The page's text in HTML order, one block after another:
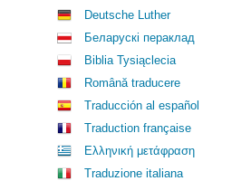
Deutsche Luther
Беларускі пераклад
Biblia Tysiąclecia
Română traducere
Traducción al español
Traduction française
Ελληνική μετάφραση
Traduzione italiana